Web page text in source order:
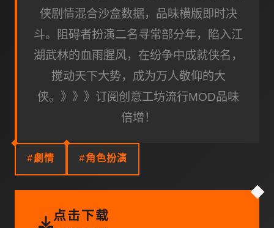
侠剧情混合沙盒数据，品味横版即时决
斗。阻碍者扮演二名寻常部分年，陷入江
湖武林的血雨腥风，在纷争中成就侠名，
搅动天下大势，成为万人敬仰的大
侠。》》》订阅创意工坊流行MOD品味
倍增！
#劇情 #角色扮演
点击下载